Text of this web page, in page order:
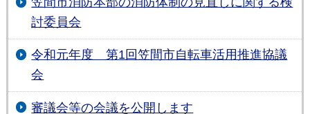
討委員会
令和元年度 第1回笠間市自転車活用推進協議
会
審議会等の会議を公開します